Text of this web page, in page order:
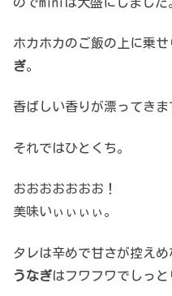
ホカホカのご飯の上に乗
ぎ。
香ばしい香りが漂ってきま
それではひとくち。
おおおおおおお！
美味いぃぃぃぃ。
タレは辛めで甘さが控えめ
うなぎはフワフワでしっと